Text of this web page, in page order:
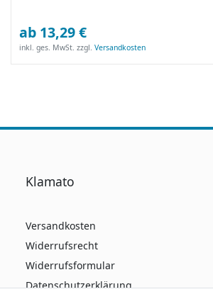
ab 13,29 €
inkl. ges. MwSt. zzgl.Versandkosten
Klamato
Versandkosten
Widerrufsrecht
Widerrufsformular
Datenschutzerklärung